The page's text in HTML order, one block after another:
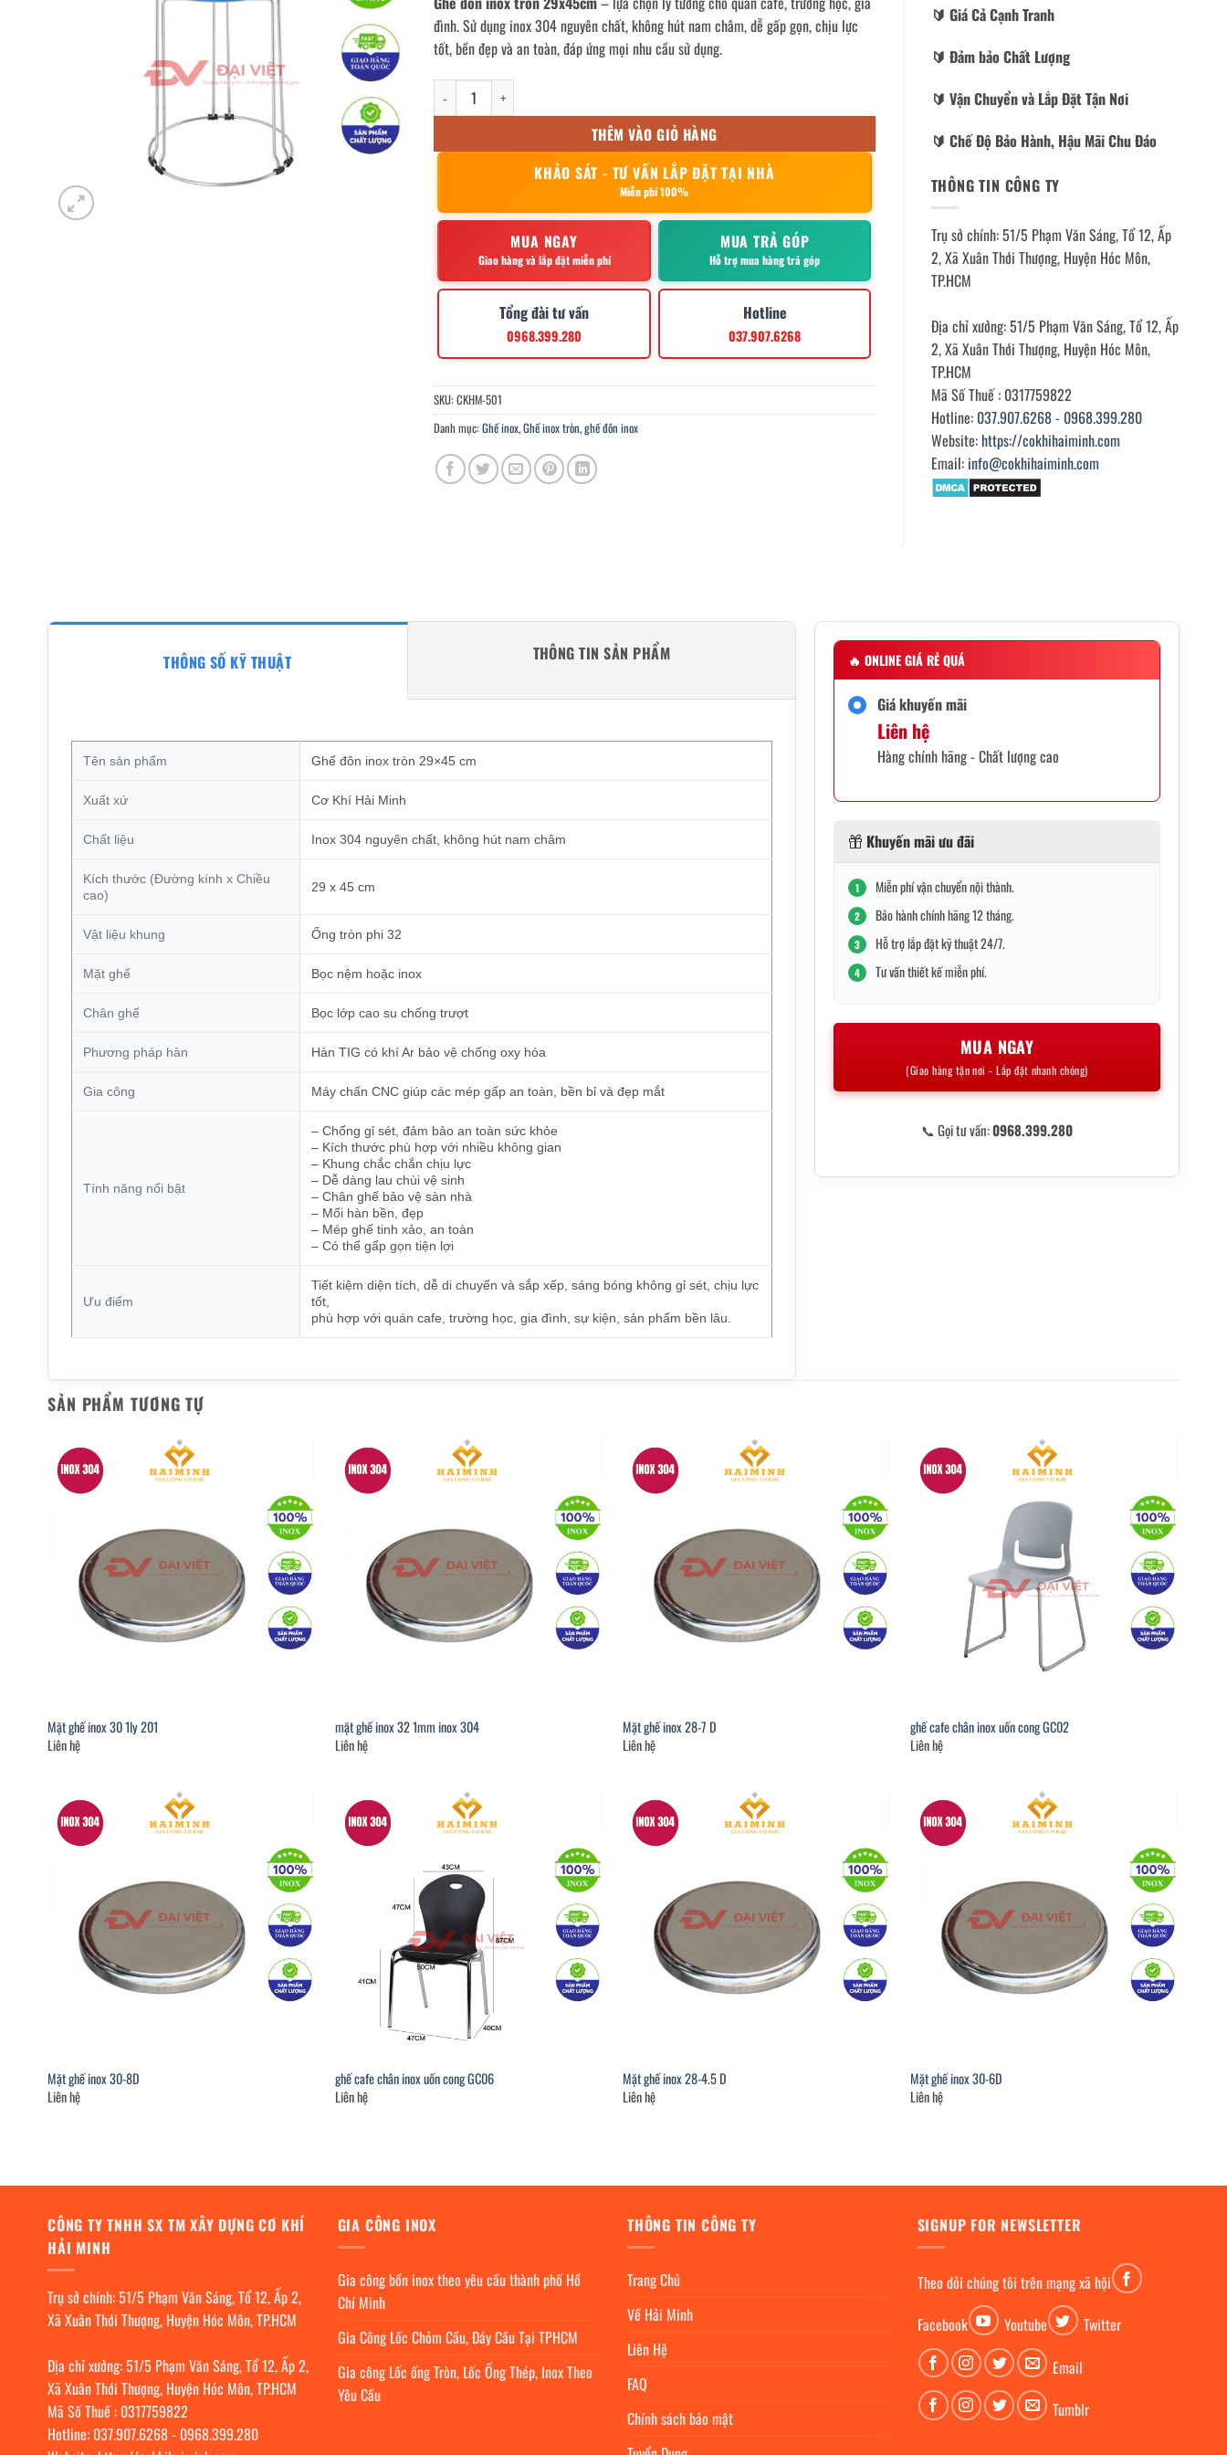
đình. Sử dụng inox 304 nguyên chất, không hút nam châm, dễ gấp gọn, chịu lực
tốt, bền đẹp và an toàn, đáp ứng mọi nhu cầu sử dụng.
ghế đôn inox tròn 29x45cm số lượng
THÊM VÀO GIỎ HÀNG
KHẢO SÁT - TƯ VẤN LẮP ĐẶT TẠI NHÀ
Miễn phí 100%
MUA NGAY
Giao hàng và lắp đặt miễn phí
MUA TRẢ GÓP
Hỗ trợ mua hàng trả góp
Tổng đài tư vấn
0968.399.280
Hotline
037.907.6268
SKU:CKHM-501
Danh mục:Ghế inox,Ghế inox tròn, ghế đôn inox
🔰️ Giá Cả Cạnh Tranh
🔰️ Đảm bảo Chất Lượng
🔰️ Vận Chuyển và Lắp Đặt Tận Nơi
🔰️ Chế Độ Bảo Hành, Hậu Mãi Chu Đáo
THÔNG TIN CÔNG TY
Trụ sở chính: 51/5 Phạm Văn Sáng, Tổ 12, Ấp
2, Xã Xuân Thới Thượng, Huyện Hóc Môn,
TP.HCM
Địa chỉ xưởng: 51/5 Phạm Văn Sáng, Tổ 12, Ấp
2, Xã Xuân Thới Thượng, Huyện Hóc Môn,
TP.HCM
Mã Số Thuế : 0317759822
Hotline: 037.907.6268- 0968.399.280
Website: https://cokhihaiminh.com
Email: info@cokhihaiminh.com
THÔNG SỐ KỸ THUẬT THÔNG TIN SẢN PHẨM
Tên sản phẩm Ghế đôn inox tròn 29×45 cm
Xuất xứ Cơ Khí Hải Minh
Chất liệu Inox 304 nguyên chất, không hút nam châm
Kích thước (Đường kính x Chiều
cao)
29 x 45 cm
Vật liệu khung Ống tròn phi 32
Mặt ghế Bọc nệm hoặc inox
Chân ghế Bọc lớp cao su chống trượt
Phương pháp hàn Hàn TIG có khí Ar bảo vệ chống oxy hóa
Gia công Máy chấn CNC giúp các mép gấp an toàn, bền bỉ và đẹp mắt
Tính năng nổi bật
– Chống gỉ sét, đảm bảo an toàn sức khỏe
– Kích thước phù hợp với nhiều không gian
– Khung chắc chắn chịu lực
– Dễ dàng lau chùi vệ sinh
– Chân ghế bảo vệ sàn nhà
– Mối hàn bền, đẹp
– Mép ghế tinh xảo, an toàn
– Có thể gấp gọn tiện lợi
Ưu điểm
Tiết kiệm diện tích, dễ di chuyển và sắp xếp, sáng bóng không gỉ sét, chịu lực
tốt,
phù hợp với quán cafe, trường học, gia đình, sự kiện, sản phẩm bền lâu.
🔥 ONLINE GIÁ RẺ QUÁ
Giá khuyến mãi
Liên hệ
Hàng chính hãng - Chất lượng cao
Khuyến mãi ưu đãi
1 Miễn phí vận chuyển nội thành.
2 Bảo hành chính hãng 12 tháng.
3 Hỗ trợ lắp đặt kỹ thuật 24/7.
4 Tư vấn thiết kế miễn phí.
MUA NGAY
(Giao hàng tận nơi - Lắp đặt nhanh chóng)
📞 Gọi tư vấn:0968.399.280
SẢN PHẨM TƯƠNG TỰ
Mặt ghế inox 30 1ly 201
Liên hệ
mặt ghế inox 32 1mm inox 304
Liên hệ
Mặt ghế inox 28-7 D
Liên hệ
ghế cafe chân inox uốn cong GC02
Liên hệ
Mặt ghế inox 30-8D
Liên hệ
ghế cafe chân inox uốn cong GC06
Liên hệ
Mặt ghế inox 28-4.5 D
Liên hệ
Mặt ghế inox 30-6D
Liên hệ
CÔNG TY TNHH SX TM XÂY DỰNG CƠ KHÍ
HẢI MINH
Trụ sở chính: 51/5 Phạm Văn Sáng, Tổ 12, Ấp 2,
Xã Xuân Thới Thượng, Huyện Hóc Môn, TP.HCM
Địa chỉ xưởng: 51/5 Phạm Văn Sáng, Tổ 12, Ấp 2,
Xã Xuân Thới Thượng, Huyện Hóc Môn, TP.HCM
Mã Số Thuế : 0317759822
Hotline: 037.907.6268- 0968.399.280
GIA CÔNG INOX
Gia công bồn inox theo yêu cầu thành phố Hồ
Chí Minh
Gia Công Lốc Chỏm Cầu, Đáy Cầu Tại TPHCM
Gia công Lốc ống Tròn, Lốc Ống Thép, Inox Theo
Yêu Cầu
THÔNG TIN CÔNG TY
Trang Chủ
Về Hải Minh
Liên Hệ
FAQ
Chính sách bảo mật
SIGNUP FOR NEWSLETTER
Theo dỏi chúng tôi trên mạng xã hội
Facebook
Youtube
Twitter
Email
Tumblr